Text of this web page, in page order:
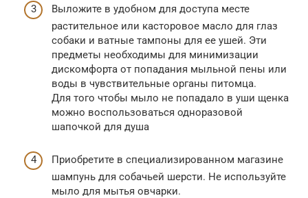
Выложите в удобном для доступа месте
растительное или касторовое масло для глаз
собаки и ватные тампоны для ее ушей. Эти
предметы необходимы для минимизации
дискомфорта от попадания мыльной пены или
воды в чувствительные органы питомца.
Для того чтобы мыло не попадало в уши щенка
можно воспользоваться одноразовой
шапочкой для душа
Приобретите в специализированном магазине
шампунь для собачьей шерсти. Не используйте
мыло для мытья овчарки.